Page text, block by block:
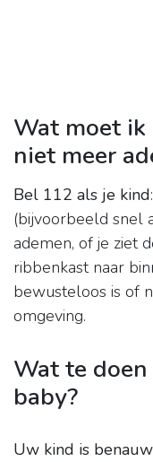
Wat moet
niet meer
Bel 112 als je kind
(bijvoorbeeld snel
ademen, of je ziet
ribbenkast naar
bewusteloos is of
omgeving.
Wat te
baby?
Uw kind is